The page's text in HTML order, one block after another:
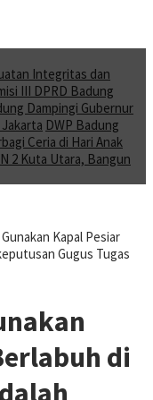
Integritas dan
III DPRD Badung
Dampingi Gubernur
DWP Badung
Ceria di Hari Anak
2 Kuta Utara, Bangun
Kapal Pesiar
Gugus Tugas
di